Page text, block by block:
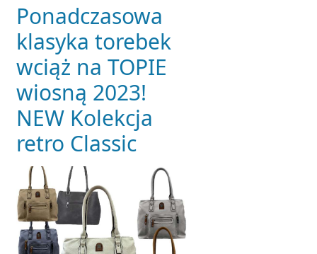
Ponadczasowa
klasyka torebek
wciąż na TOPIE
wiosną 2023!
NEW Kolekcja
retro Classic